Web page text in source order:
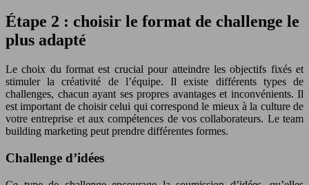
Étape 2 : choisir le format de challenge le
plus adapté
Le choix du format est crucial pour atteindre les objectifs fixés et
stimuler la créativité de l’équipe. Il existe différents types de
challenges, chacun ayant ses propres avantages et inconvénients. Il
est important de choisir celui qui correspond le mieux à la culture de
votre entreprise et aux compétences de vos collaborateurs. Le team
building marketing peut prendre différentes formes.
Challenge d’idées